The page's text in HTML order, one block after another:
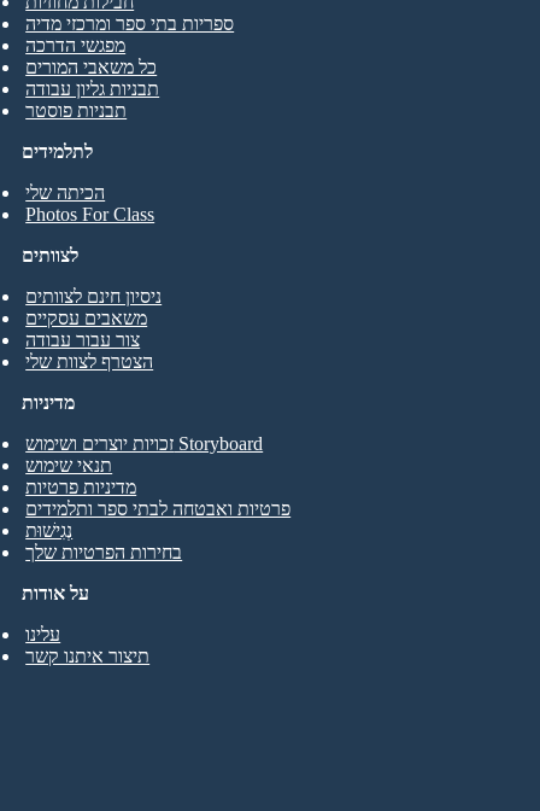
לתלמידים
הכיתה שלי
Photos For Class
ספריות בתי ספר ומרכזי מדיה
מפגשי הדרכה
כל משאבי המורים
תבניות גליון עבודה
תבניות פוסטר
לצוותים
ניסיון חינם לצוותים
משאבים עסקיים
צור עבור עבודה
הצטרף לצוות שלי
על אודות
עלינו
תיצור איתנו קשר
מדיניות
זכויות יוצרים ושימוש Storyboard
תנאי שימוש
מדיניות פרטיות
פרטיות ואבטחה לבתי ספר ותלמידים
נְגִישׁוּת
בחירות הפרטיות שלך